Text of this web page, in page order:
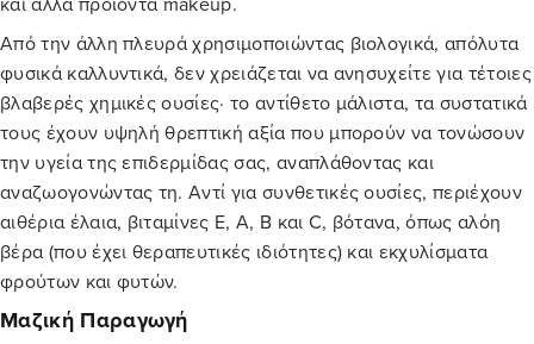
Από την άλλη πλευρά χρησιμοποιώντας βιολογικά, απόλυτα
φυσικά καλλυντικά, δεν χρειάζεται να ανησυχείτε για τέτοιες
βλαβερές χημικές ουσίες· το αντίθετο μάλιστα, τα συστατικά
τους έχουν υψηλή θρεπτική αξία που μπορούν να τονώσουν
την υγεία της επιδερμίδας σας, αναπλάθοντας και
αναζωογονώντας τη. Αντί για συνθετικές ουσίες, περιέχουν
αιθέρια έλαια, βιταμίνες Ε, Α, B και C, βότανα, όπως αλόη
βέρα (που έχει θεραπευτικές ιδιότητες) και εκχυλίσματα
φρούτων και φυτών.
Μαζική Παραγωγή